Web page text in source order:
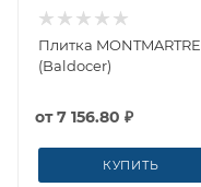
Плитка MONTMARTRE
(Baldocer)
от7 156.80 ₽
КУПИТЬ